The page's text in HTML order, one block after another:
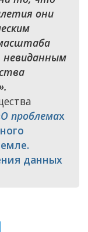
они
невиданным
О проблемах
данных